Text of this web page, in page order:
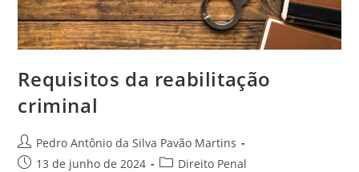
Requisitos da reabilitação
criminal
Autor
do
Pedro Antônio da Silva Pavão Martins
Post13 de junho de 2024
Categoria
Direito Penal